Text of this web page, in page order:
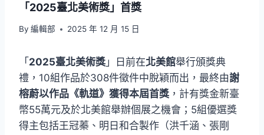
「2025臺北美術獎」首獎
By 編輯部 2025 年 12 月 15 日
「 2025臺北美術獎 」日前在北美館舉行頒獎典
禮，10組作品於308件徵件中脫穎而出，最終由謝
榕蔚以作品《軌道》獲得本屆首獎 ，計有獎金新臺
幣55萬元及於北美館舉辦個展之機會；5組優選獎
得主包括王冠蓁、明日和合製作（洪千涵、張剛